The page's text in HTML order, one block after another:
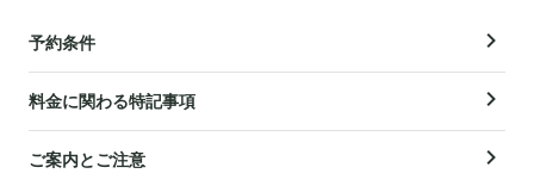
予約条件
料金に関わる特記事項
ご案内とご注意